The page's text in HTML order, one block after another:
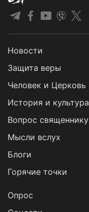
Новости
Защита веры
Человек и Церковь
История и культура
Вопрос священнику
Мысли вслух
Блоги
Горячие точки
Опрос